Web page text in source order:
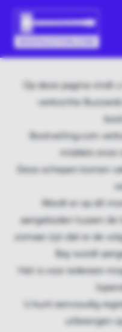
Op deze pagina vindt
verkochte
Bootveiling.com
middels onze
Deze schepen komen
Wordt er op dit
aangeboden tussen de
zomaar zijn dat er de
Bay wordt
Het is voor iedereen
U kunt eenvoudig
uitbrengen